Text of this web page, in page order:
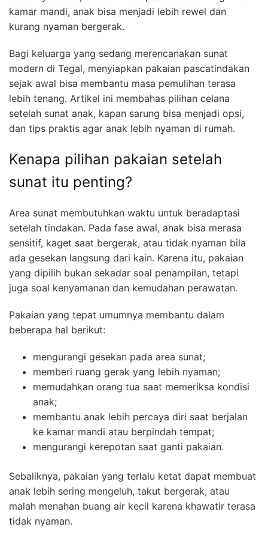
kamar mandi, anak bisa menjadi lebih rewel dan
kurang nyaman bergerak.
Bagi keluarga yang sedang merencanakan sunat
modern di Tegal, menyiapkan pakaian pascatindakan
sejak awal bisa membantu masa pemulihan terasa
lebih tenang. Artikel ini membahas pilihan celana
setelah sunat anak, kapan sarung bisa menjadi opsi,
dan tips praktis agar anak lebih nyaman di rumah.
Kenapa pilihan pakaian setelah
sunat itu penting?
Area sunat membutuhkan waktu untuk beradaptasi
setelah tindakan. Pada fase awal, anak bisa merasa
sensitif, kaget saat bergerak, atau tidak nyaman bila
ada gesekan langsung dari kain. Karena itu, pakaian
yang dipilih bukan sekadar soal penampilan, tetapi
juga soal kenyamanan dan kemudahan perawatan.
Pakaian yang tepat umumnya membantu dalam
beberapa hal berikut:
mengurangi gesekan pada area sunat;
memberi ruang gerak yang lebih nyaman;
memudahkan orang tua saat memeriksa kondisi
anak;
membantu anak lebih percaya diri saat berjalan
ke kamar mandi atau berpindah tempat;
mengurangi kerepotan saat ganti pakaian.
Sebaliknya, pakaian yang terlalu ketat dapat membuat
anak lebih sering mengeluh, takut bergerak, atau
malah menahan buang air kecil karena khawatir terasa
tidak nyaman.